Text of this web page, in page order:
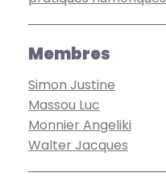
Membres
Simon Justine
Massou Luc
Monnier Angeliki
Walter Jacques